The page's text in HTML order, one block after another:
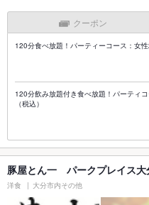
クーポン
120分食べ放題！パーティーコース：女
120分飲み放題付き食べ放題！パーティ
（税込）
豚屋とん一 パークプレイス大
洋食 大分市内その他